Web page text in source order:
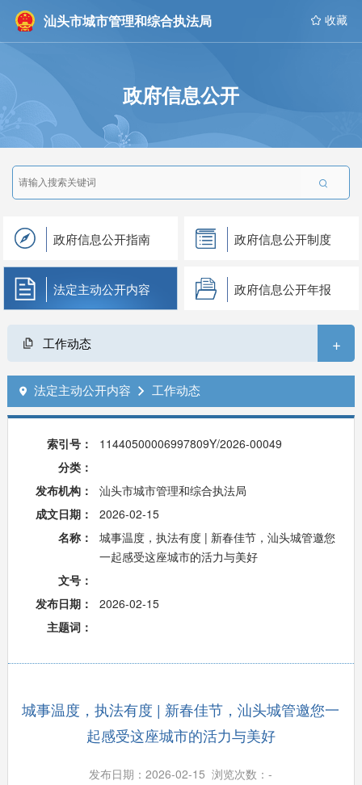
汕头市城市管理和综合执法局  收藏
政府信息公开

政府信息公开指南 政府信息公开制度
法定主动公开内容 政府信息公开年报
工作动态 +
 法定主动公开内容  工作动态
索引号：
11440500006997809Y/2026-00049
分类：
发布机构：
汕头市城市管理和综合执法局
成文日期：
2026-02-15
名称：
城事温度，执法有度 | 新春佳节，汕头城管邀您
一起感受这座城市的活力与美好
文号：
发布日期：
2026-02-15
主题词：
城事温度，执法有度 | 新春佳节，汕头城管邀您一
起感受这座城市的活力与美好
发布日期：2026-02-15 浏览次数：-